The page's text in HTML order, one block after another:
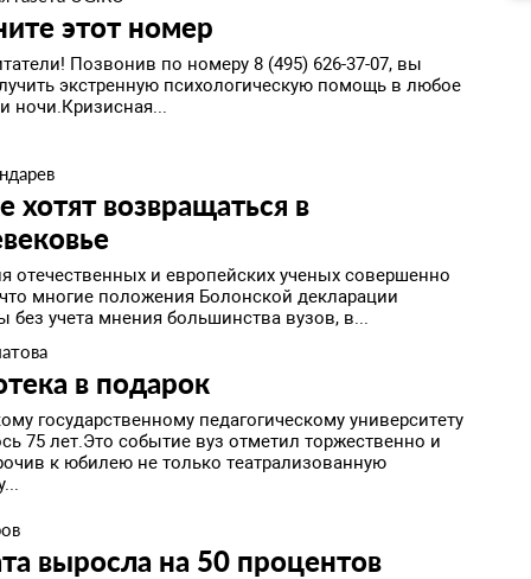
этот номер
Позвонив по номеру 8 (495) 626-37-07, вы
экстренную психологическую помощь в любое
ночи.Кризисная...
хотят возвращаться в
отечественных и европейских ученых совершенно
многие положения Болонской декларации
без учета мнения большинства вузов, в...
в подарок
государственному педагогическому университету
75 лет.Это событие вуз отметил торжественно и
к юбилею не только театрализованную
выросла на 50 процентов